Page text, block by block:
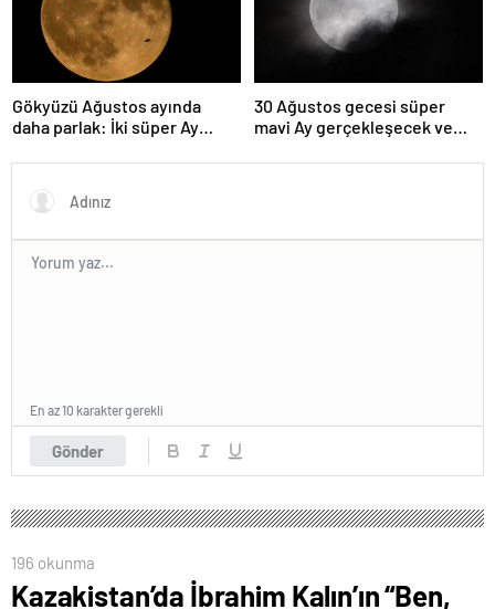
Gökyüzü Ağustos ayında
daha parlak: İki süper Ay
30 Ağustos gecesi süper
mavi Ay gerçekleşecek ve
olacak
Gönder
En az 10 karakter gerekli
196 okunma
Kazakistan’da İbrahim Kalın’ın “Ben,